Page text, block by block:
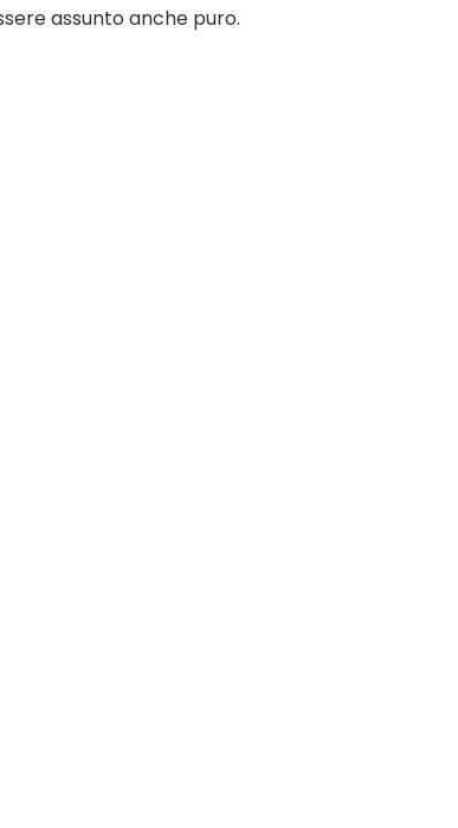
assunto anche puro.